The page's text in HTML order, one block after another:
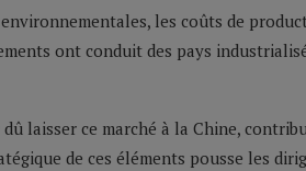
les coûts de
ont conduit des pays
laisser ce marché à la Chine,
de ces éléments pousse les